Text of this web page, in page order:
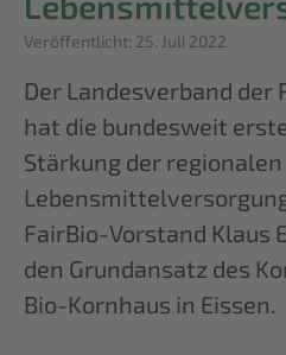
Details
Veröffentlicht: 25. Juli 2022
Der Landesverband der
hat die bundesweit
Stärkung der regionalen
FairBio-Vorstand Klaus
den Grundansatz des
Bio-Kornhaus in Eissen.